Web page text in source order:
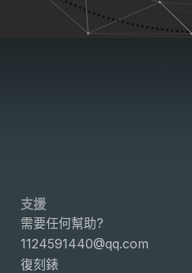
支援
需要任何幫助?
1124591440@qq.com
復刻錶